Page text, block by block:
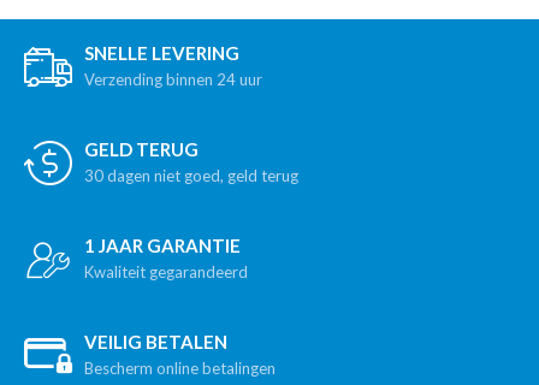
SNELLE LEVERING
Verzending binnen 24 uur
GELD TERUG
30 dagen niet goed, geld terug
1 JAAR GARANTIE
Kwaliteit gegarandeerd
VEILIG BETALEN
Bescherm online betalingen